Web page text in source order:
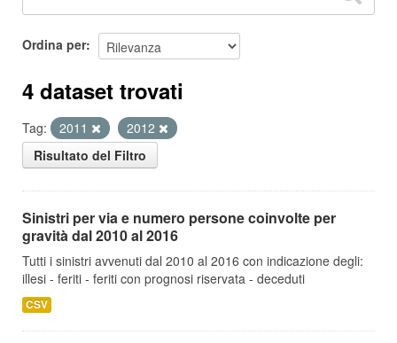
Ordina per
4 dataset trovati
Tag: 2011
2012
Risultato del Filtro
Sinistri per via e numero persone coinvolte per
gravità dal 2010 al 2016
Tutti i sinistri avvenuti dal 2010 al 2016 con indicazione degli:
illesi - feriti - feriti con prognosi riservata - deceduti
CSV